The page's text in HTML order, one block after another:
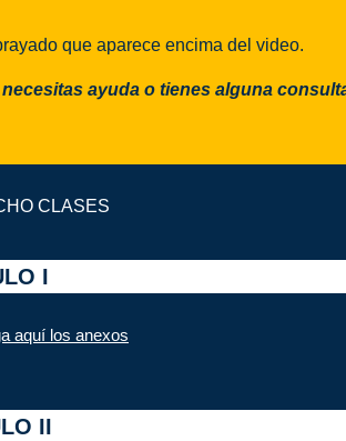
que aparece encima del video.
ayuda o tienes alguna
CLASES
I
aquí los anexos
II